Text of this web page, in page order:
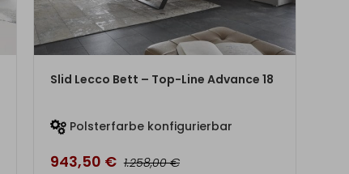
ZUM PRODUKT
Slid Lecco Bett – Top-Line Advance 18
Polsterfarbe konfigurierbar
943,50 € 1.258,00€